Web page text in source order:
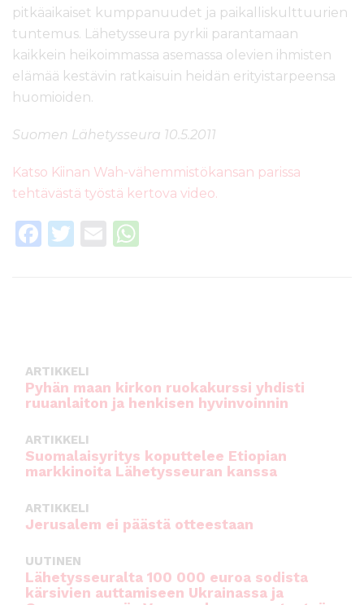
pitkäaikaiset kumppanuudet ja paikalliskulttuurien
tuntemus. Lähetysseura pyrkii parantamaan
kaikkein heikoimmassa asemassa olevien ihmisten
elämää kestävin ratkaisuin heidän erityistarpeensa
huomioiden.
Suomen Lähetysseura 10.5.2011
Katso Kiinan Wah-vähemmistökansan parissa
tehtävästä työstä kertova video.
F
o
o
k
T
E
p
ARTIKKELI
Pyhän maan kirkon ruokakurssi yhdisti
ruuanlaiton ja henkisen hyvinvoinnin
ARTIKKELI
Suomalaisyritys koputtelee Etiopian
markkinoita Lähetysseuran kanssa
ARTIKKELI
Jerusalem ei päästä otteestaan
UUTINEN
Lähetysseuralta 100 000 euroa sodista
kärsivien auttamiseen Ukrainassa ja